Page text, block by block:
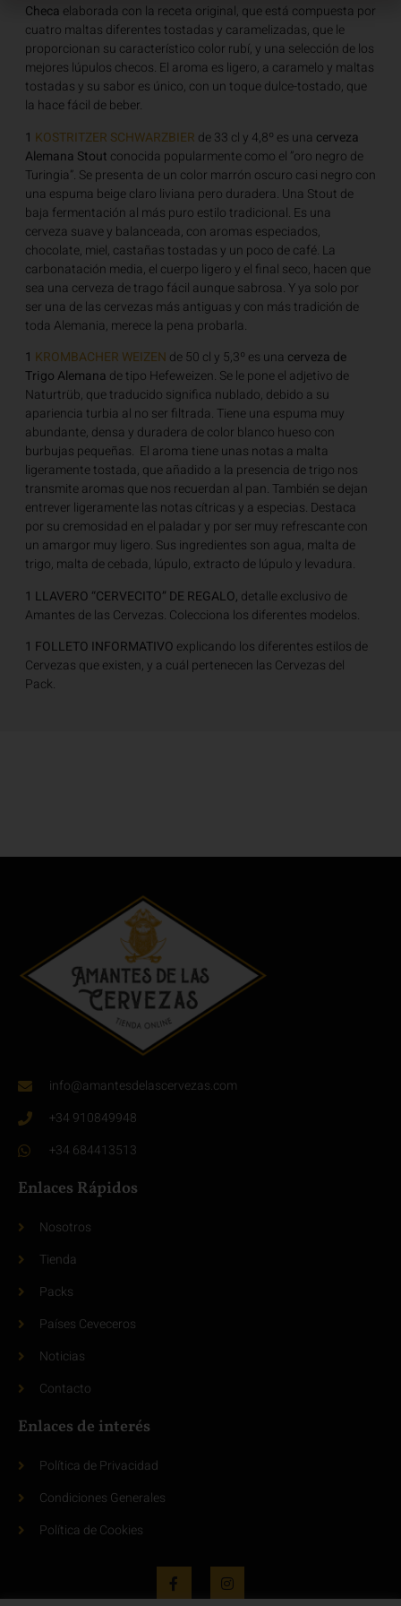
Checa elaborada con la receta original, que está compuesta por
cuatro maltas diferentes tostadas y caramelizadas, que le
proporcionan su característico color rubí, y una selección de los
mejores lúpulos checos. El aroma es ligero, a caramelo y maltas
tostadas y su sabor es único, con un toque dulce-tostado, que
la hace fácil de beber.
1 KOSTRITZER SCHWARZBIER de 33 cl y 4,8º es una cerveza
Alemana Stout conocida popularmente como el ”oro negro de
Turingia”. Se presenta de un color marrón oscuro casi negro con
una espuma beige claro liviana pero duradera. Una Stout de
baja fermentación al más puro estilo tradicional. Es una
cerveza suave y balanceada, con aromas especiados,
chocolate, miel, castañas tostadas y un poco de café. La
carbonatación media, el cuerpo ligero y el final seco, hacen que
sea una cerveza de trago fácil aunque sabrosa. Y ya solo por
ser una de las cervezas más antiguas y con más tradición de
toda Alemania, merece la pena probarla.
1 KROMBACHER WEIZEN de 50 cl y 5,3º es una cerveza de
Trigo Alemana de tipo Hefeweizen. Se le pone el adjetivo de
Naturtrüb, que traducido significa nublado, debido a su
apariencia turbia al no ser filtrada. Tiene una espuma muy
abundante, densa y duradera de color blanco hueso con
burbujas pequeñas. El aroma tiene unas notas a malta
ligeramente tostada, que añadido a la presencia de trigo nos
transmite aromas que nos recuerdan al pan. También se dejan
entrever ligeramente las notas cítricas y a especias. Destaca
por su cremosidad en el paladar y por ser muy refrescante con
un amargor muy ligero. Sus ingredientes son agua, malta de
trigo, malta de cebada, lúpulo, extracto de lúpulo y levadura.
1 LLAVERO “CERVECITO” DE REGALO, detalle exclusivo de
Amantes de las Cervezas. Colecciona los diferentes modelos.
1 FOLLETO INFORMATIVO explicando los diferentes estilos de
Cervezas que existen, y a cuál pertenecen las Cervezas del
Pack.
info@amantesdelascervezas.com
+34 910849948
+34 684413513
Enlaces Rápidos
Nosotros
Tienda
Packs
Países Ceveceros
Noticias
Contacto
Enlaces de interés
Política de Privacidad
Condiciones Generales
Política de Cookies